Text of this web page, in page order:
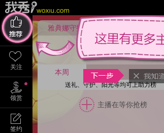
雅典娜守护
本周 30天
送礼、守护、阳光等均可上助力榜
主播在等你抢榜
推荐
关注
领赏
签约